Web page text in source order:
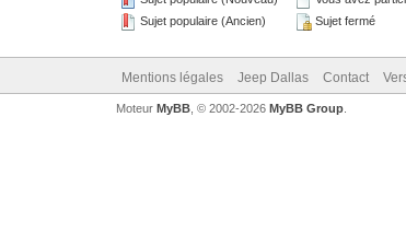
Sujet populaire (Ancien)
Sujet fermé
Mentions légales Jeep Dallas Contact
Moteur MyBB, © 2002-2026 MyBB Group.